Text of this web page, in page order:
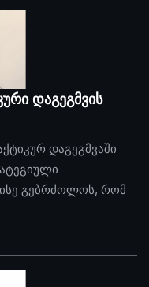
დაგეგმვის
დაგეგმვაში
ისე გებრძოლოს, რომ